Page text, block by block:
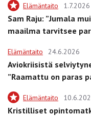
Elämäntaito 1.7.2026
Sam Raju: ”Jumala
maailma tarvitsee
Elämäntaito 24.6.2026
Aviokriisistä
”Raamattu on paras
Elämäntaito
Kristilliset